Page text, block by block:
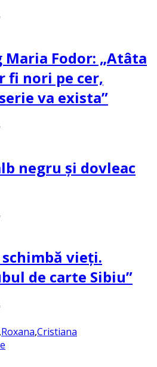
Fodor: „Atâta
fi nori pe cer,
va exista”
negru și dovleac
vieți.
de carte Sibiu”
,Roxana,Cristiana